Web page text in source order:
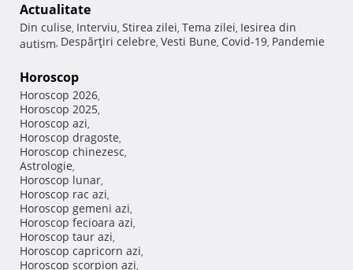
Actualitate
Din culise, Interviu, Stirea zilei, Tema zilei, Iesirea din
autism, Despărţiri celebre, Vesti Bune, Covid-19, Pandemie
Horoscop
Horoscop 2026,
Horoscop 2025,
Horoscop azi,
Horoscop dragoste,
Horoscop chinezesc,
Astrologie,
Horoscop lunar,
Horoscop rac azi,
Horoscop gemeni azi,
Horoscop fecioara azi,
Horoscop taur azi,
Horoscop capricorn azi,
Horoscop scorpion azi,